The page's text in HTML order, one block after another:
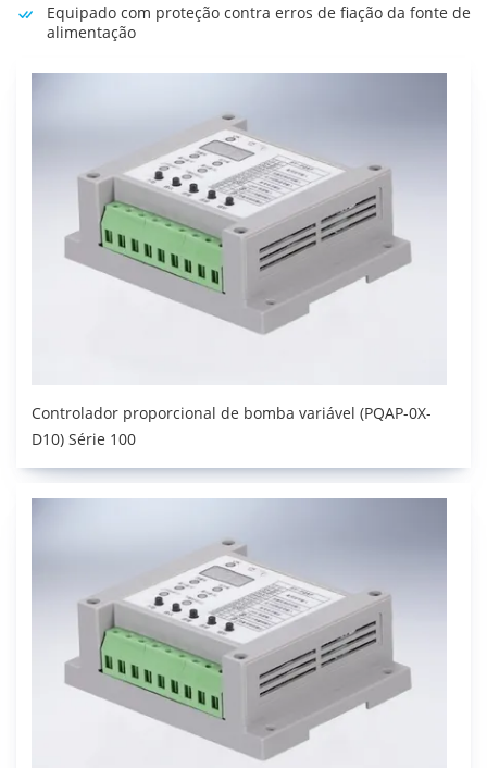
Equipado com proteção contra erros de fiação da fonte de
alimentação
Controlador proporcional de bomba variável (PQAP-0X-
D10) Série 100